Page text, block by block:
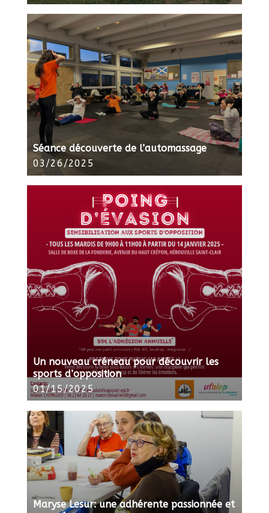
Séance découverte de l’automassage
03/26/2025
Un nouveau créneau pour découvrir les
sports d’opposition
01/15/2025
Maryse Lesur: une adhérente passionnée et